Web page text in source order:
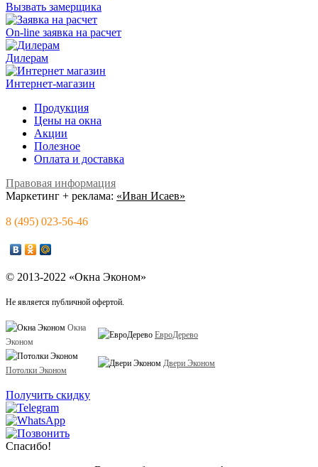
Вызвать замерщика
On-line заявка на расчет
Дилерам
Интернет-магазин
Продукция
Цены на окна
Акции
Полезное
Оплата и доставка
Правовая информация
Маркетинг + реклама: «Иван Исаев»
8 (495) 023-56-46
© 2013-2022 «Окна Эконом»
Не является публичной офертой.
Окна
Эконом
ЕвроДерево
Потолки Эконом
Двери Эконом
Получить скидку
Спасибо!